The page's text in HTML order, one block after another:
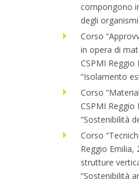
compongono
degli
Corso
in opera di
CSPMI
“Isolamento
Corso
CSPMI
“Sostenibilità
Corso
Reggio
strutture
“Sostenibilità